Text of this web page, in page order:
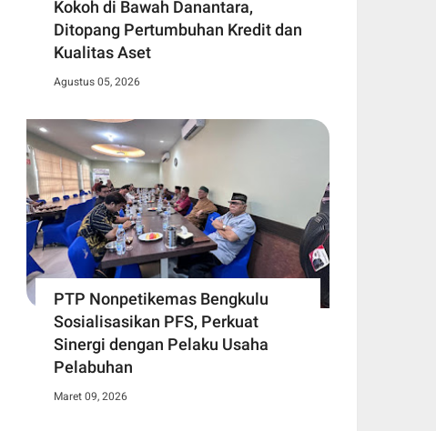
Kokoh di Bawah Danantara,
Ditopang Pertumbuhan Kredit dan
Kualitas Aset
Agustus 05, 2026
PTP Nonpetikemas Bengkulu
Sosialisasikan PFS, Perkuat
Sinergi dengan Pelaku Usaha
Pelabuhan
Maret 09, 2026